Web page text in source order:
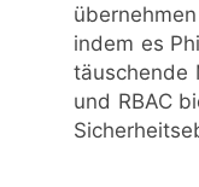
indem es
täuschende
und RBAC